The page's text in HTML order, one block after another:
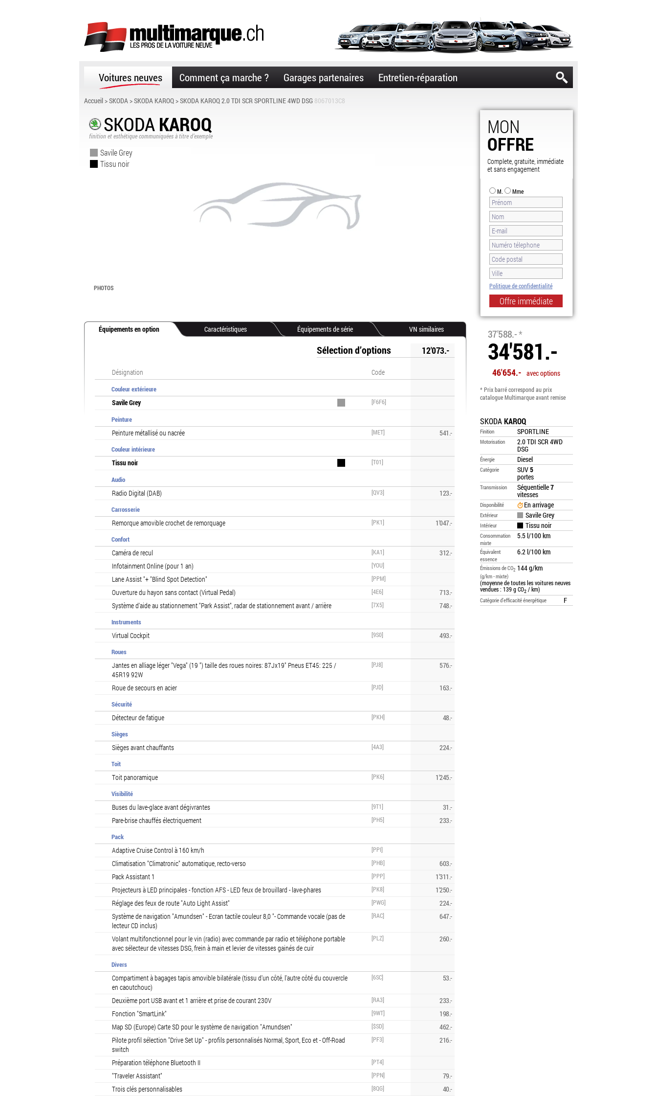
Voitures neuves Comment ça marche ? Garages partenaires Entretien-réparation
Accueil>SKODA>SKODA KAROQ> SKODA KAROQ 2.0 TDI SCR SPORTLINE 4WD DSG 8067013C8
SKODA KAROQ
finition et esthétique communiquées à titre d’exemple
PHOTOS
Savile Grey
Tissu noir
MON
OFFRE
Complete, gratuite, immédiate
et sans engagement
M. Mme
Politique de confidentialité
Équipements en option Caractéristiques Équipements de série VN similaires
Sélection d’options 12'073.-
Désignation Code
Couleur extérieure
Savile Grey [F6F6]
Peinture
Peinture métallisé ou nacrée [MET] 541.-
Couleur intérieure
Tissu noir [T01]
Audio
Radio Digital (DAB) [QV3] 123.-
Carrosserie
Remorque amovible crochet de remorquage [PK1] 1'047.-
Confort
Caméra de recul [KA1]
312.-
Infotainment Online (pour 1 an)
[YOU]
Lane Assist "+ "Blind Spot Detection" [PPM]
Ouverture du hayon sans contact (Virtual Pedal) [4E6]
713.-
Système d'aide au stationnement "Park Assist", radar de stationnement avant / arrière
[7X5] 748.-
Instruments
Virtual Cockpit [9S0] 493.-
Roues
Jantes en alliage léger "Vega" (19 ") taille des roues noires: 87Jx19" Pneus ET45: 225 /
45R19 92W
[PJ8] 576.-
Roue de secours en acier [PJD] 163.-
Sécurité
Détecteur de fatigue [PKH] 48.-
Sièges
Sièges avant chauffants [4A3] 224.-
Toit
Toit panoramique [PK6] 1'245.-
Visibilité
Buses du lave-glace avant dégivrantes [9T1]
31.-
Pare-brise chauffés électriquement
[PH5] 233.-
Pack
Adaptive Cruise Control à 160 km/h [PPI]
Climatisation "Climatronic" automatique, recto-verso [PHB]
603.-
Pack Assistant 1
[PPP]
1'311.-
Projecteurs à LED principales - fonction AFS - LED feux de brouillard - lave-phares
[PK8]
1'250.-
Réglage des feux de route "Auto Light Assist"
[PWG]
224.-
Système de navigation "Amundsen" - Ecran tactile couleur 8,0 "- Commande vocale (pas de
lecteur CD inclus)
[RAC] 647.-
Volant multifonctionnel pour le vin (radio) avec commande par radio et téléphone portable
avec sélecteur de vitesses DSG, frein à main et levier de vitesses gainés de cuir
[PLZ] 260.-
Divers
Compartiment à bagages tapis amovible bilatérale (tissu d'un côté, l'autre côté du couvercle
en caoutchouc)
[6SC] 53.-
Deuxième port USB avant et 1 arrière et prise de courant 230V [RA3]
233.-
Fonction "SmartLink"
[9WT]
198.-
Map SD (Europe) Carte SD pour le système de navigation "Amundsen"
[$SD]
462.-
Pilote profil sélection "Drive Set Up" - profils personnalisés Normal, Sport, Eco et - Off-Road
switch
[PF3] 216.-
Préparation téléphone Bluetooth II [PT4]
"Traveler Assistant" [PPN]
79.-
Trois clés personnalisables
[8QG] 40.-
37'588.-*
34'581.-
46'654.- avec options
* Prix barré correspond au prix
catalogue Multimarque avant remise
SKODAKAROQ
Finition SPORTLINE
Motorisation 2.0 TDI SCR 4WD
DSG
Énergie Diesel
Catégorie SUV5
portes
Transmission Séquentielle7
vitesses
Disponibilité En arrivage
Extérieur Savile Grey
Intérieur Tissu noir
Consommation
mixte
5.5 l/100 km
Équivalent
essence
6.2 l/100 km
Émissions de CO2
(g/km - mixte)
144 g/km
(moyenne de toutes les voitures neuves
vendues : 139 g CO2 / km)
Catégorie d’efficacité énergétique F